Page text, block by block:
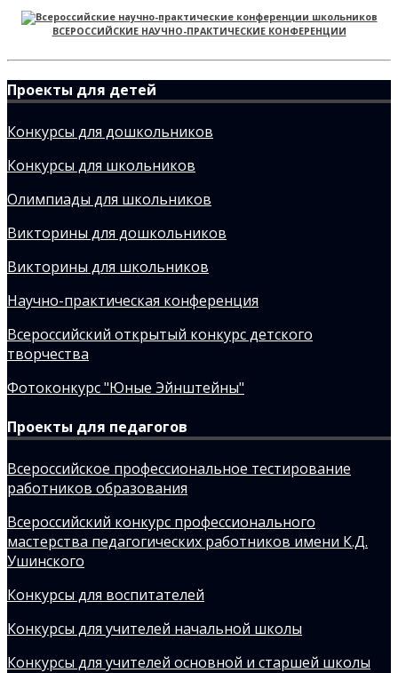
ВСЕРОССИЙСКИЕ НАУЧНО-ПРАКТИЧЕСКИЕ КОНФЕРЕНЦИИ
Проекты для детей
Конкурсы для дошкольников
Конкурсы для школьников
Олимпиады для школьников
Викторины для дошкольников
Викторины для школьников
Научно-практическая конференция
Всероссийский открытый конкурс детского
творчества
Фотоконкурс "Юные Эйнштейны"
Проекты для педагогов
Всероссийское профессиональное тестирование
работников образования
Всероссийский конкурс профессионального
мастерства педагогических работников имени К.Д.
Ушинского
Конкурсы для воспитателей
Конкурсы для учителей начальной школы
Конкурсы для учителей основной и старшей школы